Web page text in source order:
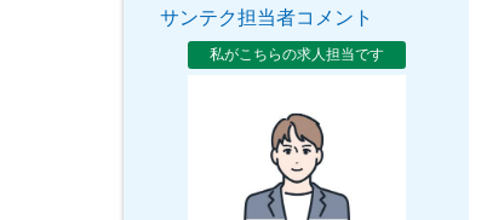
サンテク担当者コメント
私がこちらの求人担当です